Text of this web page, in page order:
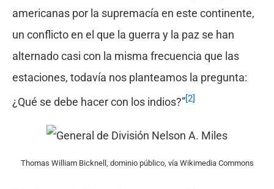
americanas por la supremacía en este continente,
un conflicto en el que la guerra y la paz se han
alternado casi con la misma frecuencia que las
estaciones, todavía nos planteamos la pregunta:
¿Qué se debe hacer con los indios?”[2]
Thomas William Bicknell, dominio público, vía Wikimedia Commons